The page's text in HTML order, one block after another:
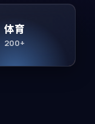
体育
200+